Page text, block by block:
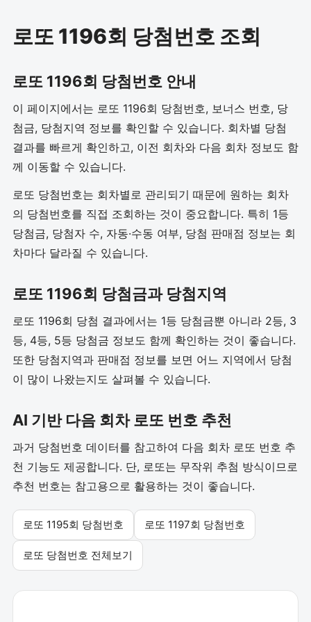
로또 1196회 당첨번호 조회
로또 1196회 당첨번호 안내
이 페이지에서는 로또 1196회 당첨번호, 보너스 번호, 당
첨금, 당첨지역 정보를 확인할 수 있습니다. 회차별 당첨
결과를 빠르게 확인하고, 이전 회차와 다음 회차 정보도 함
께 이동할 수 있습니다.
로또 당첨번호는 회차별로 관리되기 때문에 원하는 회차
의 당첨번호를 직접 조회하는 것이 중요합니다. 특히 1등
당첨금, 당첨자 수, 자동·수동 여부, 당첨 판매점 정보는 회
차마다 달라질 수 있습니다.
로또 1196회 당첨금과 당첨지역
로또 1196회 당첨 결과에서는 1등 당첨금뿐 아니라 2등, 3
등, 4등, 5등 당첨금 정보도 함께 확인하는 것이 좋습니다.
또한 당첨지역과 판매점 정보를 보면 어느 지역에서 당첨
이 많이 나왔는지도 살펴볼 수 있습니다.
AI 기반 다음 회차 로또 번호 추천
과거 당첨번호 데이터를 참고하여 다음 회차 로또 번호 추
천 기능도 제공합니다. 단, 로또는 무작위 추첨 방식이므로
추천 번호는 참고용으로 활용하는 것이 좋습니다.
로또 1195회 당첨번호 로또 1197회 당첨번호
로또 당첨번호 전체보기